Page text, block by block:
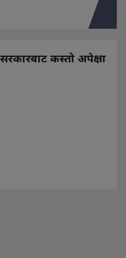
सरकारबाट कस्तो अपेक्षा